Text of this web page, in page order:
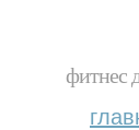
фитнес